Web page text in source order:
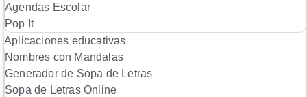
Agendas Escolar
Pop It
Aplicaciones educativas
Nombres con Mandalas
Generador de Sopa de Letras
Sopa de Letras Online